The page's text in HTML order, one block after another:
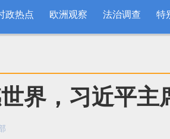
政热点 欧洲观察 法治调查 特
界，习近平主